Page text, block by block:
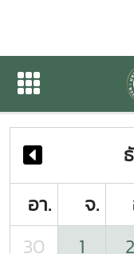
ปฏิทินกิจก
ปฏิทินกิจกรรมข
อา.
จ.
30
1 2